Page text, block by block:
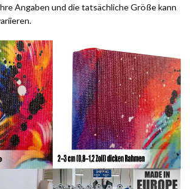
Angaben und die tatsächliche Größe kann